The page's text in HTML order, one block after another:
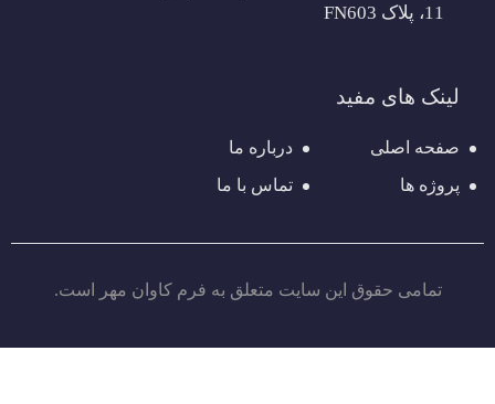
11، پلاک FN603
لینک های مفید
صفحه اصلی
پروژه ها
درباره ما
تماس با ما
تمامی حقوق این سایت متعلق به فرم کاوان مهر است.